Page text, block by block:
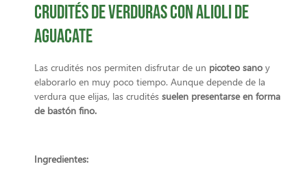
Crudités de verduras con alioli de
aguacate
Las crudités nos permiten disfrutar de un picoteo sano y
elaborarlo en muy poco tiempo. Aunque depende de la
verdura que elijas, las crudités suelen presentarse en forma
de bastón fino.
Ingredientes: